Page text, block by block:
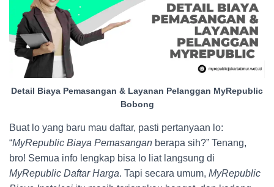
Detail Biaya Pemasangan & Layanan Pelanggan MyRepublic
Bobong
Buat lo yang baru mau daftar, pasti pertanyaan lo:
“MyRepublic Biaya Pemasangan berapa sih?” Tenang,
bro! Semua info lengkap bisa lo liat langsung di
MyRepublic Daftar Harga. Tapi secara umum, MyRepublic